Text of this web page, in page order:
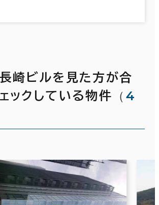
崎ビルを見た方が合
ックしている物件
（ 4